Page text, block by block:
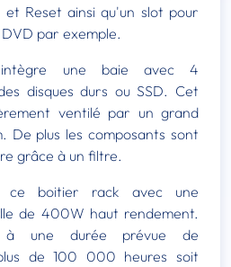
Reset ainsi qu'un slot pour
par exemple.
une baie avec 4
disques durs ou SSD. Cet
ventilé par un grand
De plus les composants sont
grâce à un filtre.
ce boitier rack avec une
de 400W haut rendement.
à une durée prévue de
de 100 000 heures soit